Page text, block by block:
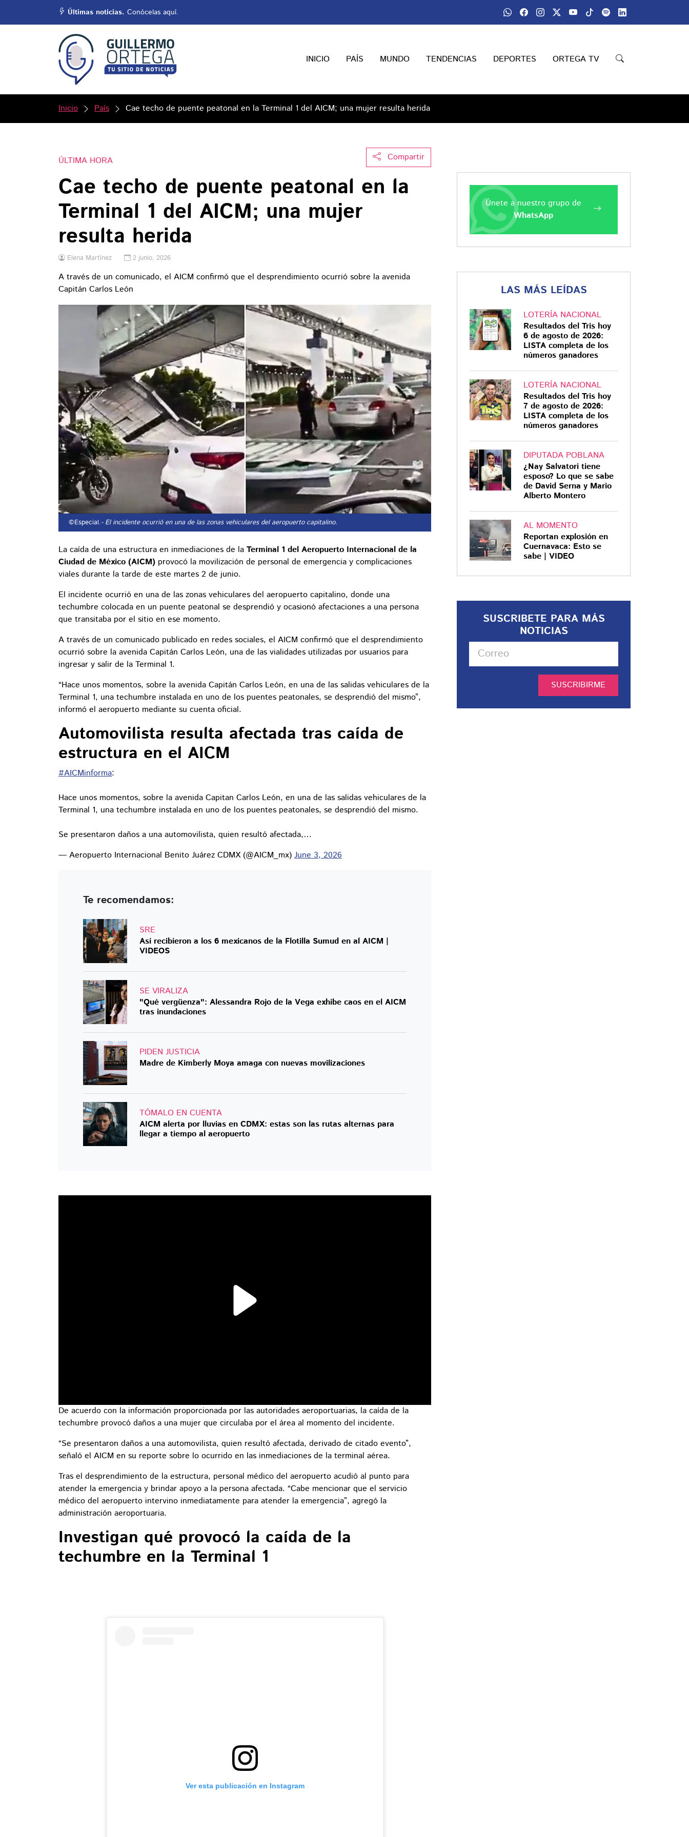
Últimas noticias. Conócelas aquí.
INICIO PAÍS MUNDO TENDENCIAS DEPORTES ORTEGA TV
Inicio País Cae techo de puente peatonal en la Terminal 1 del AICM; una mujer resulta herida
Compartir
ÚLTIMA HORA
Cae techo de puente peatonal en la
Terminal 1 del AICM; una mujer
resulta herida
Elena Martínez 2 junio, 2026
A través de un comunicado, el AICM confirmó que el desprendimiento ocurrió sobre la avenida
Capitán Carlos León
©Especial.- El incidente ocurrió en una de las zonas vehiculares del aeropuerto capitalino.
La caída de una estructura en inmediaciones de la Terminal 1 del Aeropuerto Internacional de la
Ciudad de México (AICM) provocó la movilización de personal de emergencia y complicaciones
viales durante la tarde de este martes 2 de junio.
El incidente ocurrió en una de las zonas vehiculares del aeropuerto capitalino, donde una
techumbre colocada en un puente peatonal se desprendió y ocasionó afectaciones a una persona
que transitaba por el sitio en ese momento.
A través de un comunicado publicado en redes sociales, el AICM confirmó que el desprendimiento
ocurrió sobre la avenida Capitán Carlos León, una de las vialidades utilizadas por usuarios para
ingresar y salir de la Terminal 1.
“Hace unos momentos, sobre la avenida Capitán Carlos León, en una de las salidas vehiculares de la
Terminal 1, una techumbre instalada en uno de los puentes peatonales, se desprendió del mismo”,
informó el aeropuerto mediante su cuenta oficial.
Automovilista resulta afectada tras caída de
estructura en el AICM
#AICMinforma:
Hace unos momentos, sobre la avenida Capitan Carlos León, en una de las salidas vehiculares de la
Terminal 1, una techumbre instalada en uno de los puentes peatonales, se desprendió del mismo.
Se presentaron daños a una automovilista, quien resultó afectada,…
— Aeropuerto Internacional Benito Juárez CDMX (@AICM_mx) June 3, 2026
Te recomendamos:
SRE
Así recibieron a los 6 mexicanos de la Flotilla Sumud en al AICM |
VIDEOS
SE VIRALIZA
"Qué vergüenza": Alessandra Rojo de la Vega exhibe caos en el AICM
tras inundaciones
PIDEN JUSTICIA
Madre de Kimberly Moya amaga con nuevas movilizaciones
TÓMALO EN CUENTA
AICM alerta por lluvias en CDMX: estas son las rutas alternas para
llegar a tiempo al aeropuerto
De acuerdo con la información proporcionada por las autoridades aeroportuarias, la caída de la
techumbre provocó daños a una mujer que circulaba por el área al momento del incidente.
“Se presentaron daños a una automovilista, quien resultó afectada, derivado de citado evento”,
señaló el AICM en su reporte sobre lo ocurrido en las inmediaciones de la terminal aérea.
Tras el desprendimiento de la estructura, personal médico del aeropuerto acudió al punto para
atender la emergencia y brindar apoyo a la persona afectada. “Cabe mencionar que el servicio
médico del aeropuerto intervino inmediatamente para atender la emergencia”, agregó la
administración aeroportuaria.
Investigan qué provocó la caída de la
techumbre en la Terminal 1
Ver esta publicación en Instagram
Únete a nuestro grupo de
WhatsApp
LAS MÁS LEÍDAS
LOTERÍA NACIONAL
Resultados del Tris hoy
6 de agosto de 2026:
LISTA completa de los
números ganadores
LOTERÍA NACIONAL
Resultados del Tris hoy
7 de agosto de 2026:
LISTA completa de los
números ganadores
DIPUTADA POBLANA
¿Nay Salvatori tiene
esposo? Lo que se sabe
de David Serna y Mario
Alberto Montero
AL MOMENTO
Reportan explosión en
Cuernavaca: Esto se
sabe | VIDEO
SUSCRIBETE PARA MÁS
NOTICIAS
SUSCRIBIRME